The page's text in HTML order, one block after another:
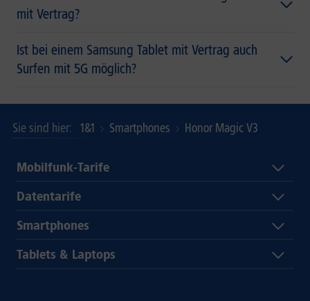
mit Vertrag?
Ist bei einem Samsung Tablet mit Vertrag auch
Surfen mit 5G möglich?
Sie sind hier 1&1 Smartphones Honor Magic V3
Mobilfunk-Tarife
Datentarife
Smartphones
Tablets & Laptops